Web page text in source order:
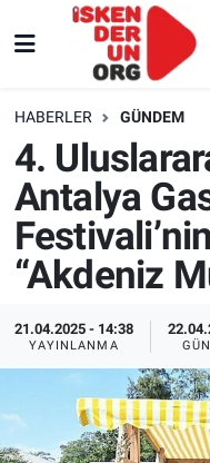
HABERLER GÜNDEM
4.
Antalya
“Akdeniz
21.04.2025 - 14:38
YAYINLANMA